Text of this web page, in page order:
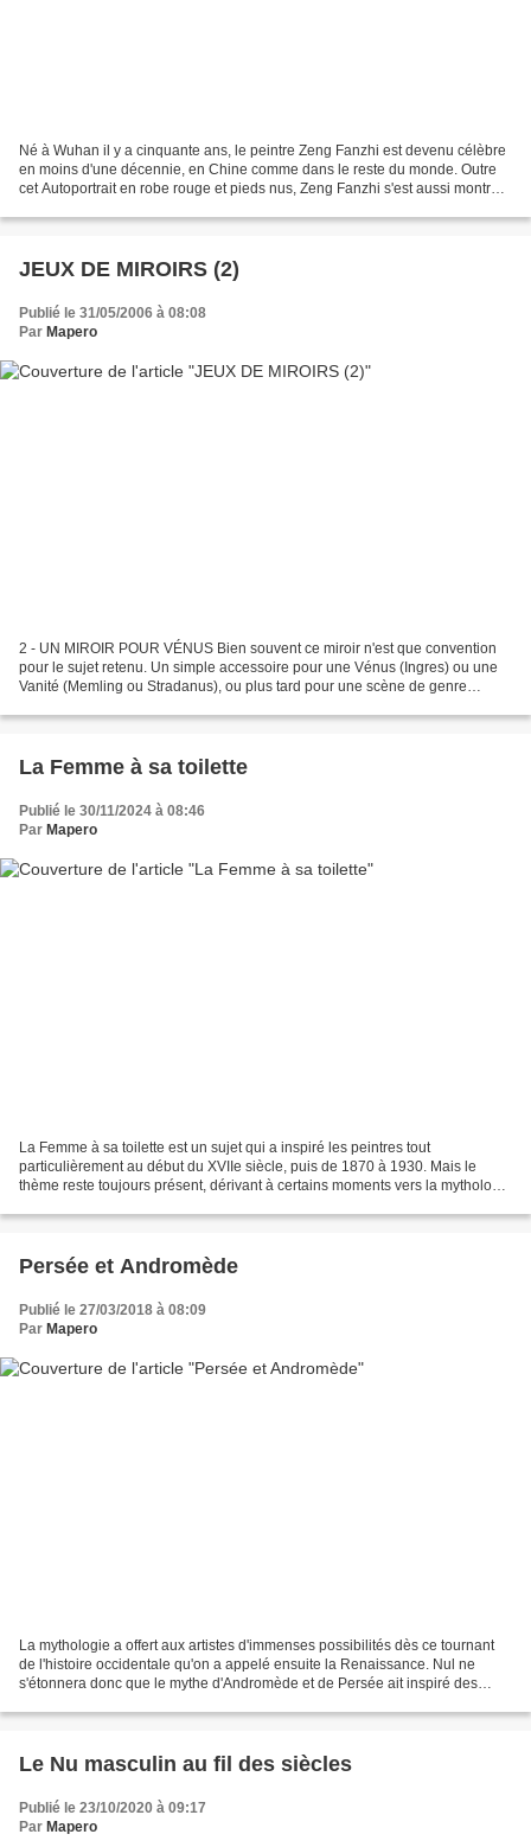
Né à Wuhan il y a cinquante ans, le peintre Zeng Fanzhi est devenu célèbre
en moins d'une décennie, en Chine comme dans le reste du monde. Outre
cet Autoportrait en robe rouge et pieds nus, Zeng Fanzhi s'est aussi montré
JEUX DE MIROIRS (2)
Publié le 31/05/2006 à 08:08
Par Mapero
2 - UN MIROIR POUR VÉNUS Bien souvent ce miroir n'est que convention
pour le sujet retenu. Un simple accessoire pour une Vénus (Ingres) ou une
Vanité (Memling ou Stradanus), ou plus tard pour une scène de genre
La Femme à sa toilette
Publié le 30/11/2024 à 08:46
Par Mapero
La Femme à sa toilette est un sujet qui a inspiré les peintres tout
particulièrement au début du XVIIe siècle, puis de 1870 à 1930. Mais le
thème reste toujours présent, dérivant à certains moments vers la mythologie
Persée et Andromède
Publié le 27/03/2018 à 08:09
Par Mapero
La mythologie a offert aux artistes d'immenses possibilités dès ce tournant
de l'histoire occidentale qu'on a appelé ensuite la Renaissance. Nul ne
s'étonnera donc que le mythe d'Andromède et de Persée ait inspiré des
Le Nu masculin au fil des siècles
Publié le 23/10/2020 à 09:17
Par Mapero